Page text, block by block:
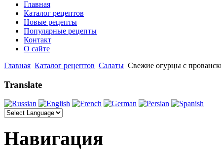
Главная
Каталог рецептов
Новые рецепты
Популярные рецепты
Контакт
О сайте
Главная Каталог рецептов Салаты Свежие огурцы с
Translate
Навигация